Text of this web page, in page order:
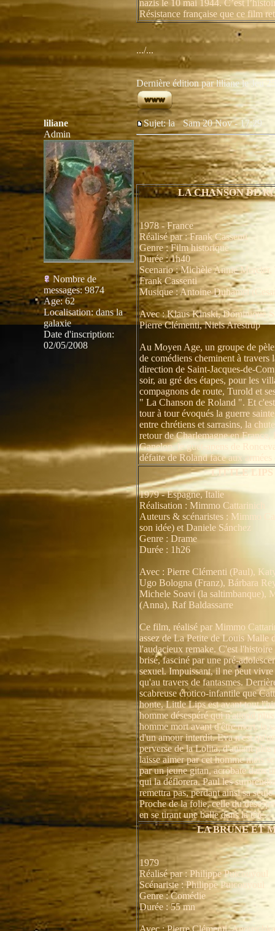
nazis le 10 mai 1944. C’est
Résistance française que ce film
.../...
Dernière édition par liliane le Jeu
liliane
Admin
Nombre de
messages: 9874
Age:62
Localisation: dans la
galaxie
Date d'inscription:
02/05/2008
Sujet: laSam 20 Nov - 17:29
LA CHANSON DE
1978 - France
Réalisé par : Frank Cassenti
Genre : Film historique
Durée : 1h40
Scenario : Michèle Annie
Frank Cassenti
Musique : Antoine Duhamel
Avec : Klaus Kinski, Dominique
Pierre Clémenti, Niels Arestrup
Au Moyen Age, un groupe de
de comédiens cheminent à travers
direction de Saint-Jacques-de-
soir, au gré des étapes, pour les
compagnons de route, Turold et
" La Chanson de Roland ". Et
tour à tour évoqués la guerre
entre chrétiens et sarrasins, la
retour de Charlemagne en France,
Ganelon, le guet-apens de
défaite de Roland face aux
LITTLE LIPS
1979 - Espagne, Italie
Réalisation : Mimmo Cattarinich
Auteurs & scénaristes : Mimmo
son idée) et Daniele Sánchez
Genre : Drame
Durée : 1h26
Avec : Pierre Clémenti (Paul),
Ugo Bologna (Franz), Bárbara
Michele Soavi (la saltimbanque),
(Anna), Raf Baldassarre
Ce film, réalisé par Mimmo
assez de La Petite de Louis Malle
l'audacieux remake. C'est
brisé, fasciné par une pré-
sexuel. Impuissant, il ne peut
qu'au travers de fantasmes.
scabreuse érotico-infantile que
honte, Little Lips est avant tout
homme désespéré qui n'attend
homme mort avant d'être mort, la
d'un amour interdit. Eva n'est
perverse de la Lolita, d'autant plus
laisse aimer par cet homme mais
par un jeune gitan, acrobate dans
qui la déflorera. Paul les
remettra pas, perdant ainsi sa
Proche de la folie, celle du
en se tirant une balle dans la tête.
LA BRUNE ET
1979
Réalisé par : Philippe Puicouyoul
Scénariste : Philippe Puicouyoul
Genre : Comédie
Durée : 55 mn
Avec : Pierre Clémenti,